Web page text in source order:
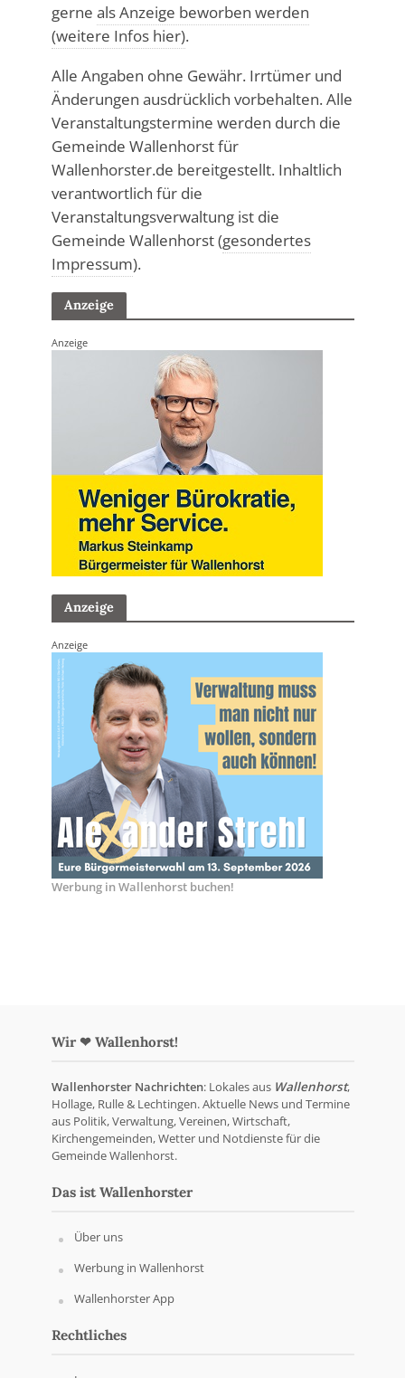
gerne als Anzeige beworben werden
(weitere Infos hier).
Alle Angaben ohne Gewähr. Irrtümer und
Änderungen ausdrücklich vorbehalten. Alle
Veranstaltungstermine werden durch die
Gemeinde Wallenhorst für
Wallenhorster.de bereitgestellt. Inhaltlich
verantwortlich für die
Veranstaltungsverwaltung ist die
Gemeinde Wallenhorst (gesondertes
Impressum).
Anzeige
Anzeige
Anzeige
Anzeige
Werbung in Wallenhorst buchen!
Wir ❤ Wallenhorst!
Wallenhorster Nachrichten: Lokales aus Wallenhorst,
Hollage, Rulle & Lechtingen. Aktuelle News und Termine
aus Politik, Verwaltung, Vereinen, Wirtschaft,
Kirchengemeinden, Wetter und Notdienste für die
Gemeinde Wallenhorst.
Das ist Wallenhorster
Über uns
Werbung in Wallenhorst
Wallenhorster App
Rechtliches